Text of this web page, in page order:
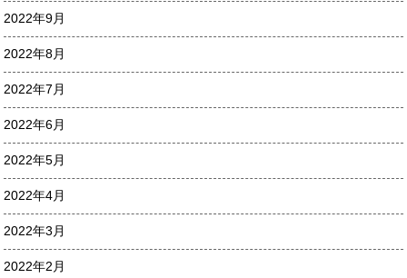
2022年9月
2022年8月
2022年7月
2022年6月
2022年5月
2022年4月
2022年3月
2022年2月